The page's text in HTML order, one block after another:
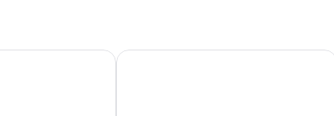
lädt zum Erholen ein.
von Weinbergen.
für 4 Gäste mit 68m² in Burrweiler (159111)
Ferienwohnung LandLeben